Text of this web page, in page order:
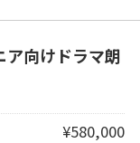
ア向けドラマ朗
¥580,000